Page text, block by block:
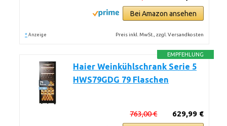
Bei Amazon ansehen
* Anzeige Preis inkl. MwSt., zzgl. Versandkosten
EMPFEHLUNG
Haier Weinkühlschrank Serie 5
HWS79GDG 79 Flaschen
629,99 €
763,00 €